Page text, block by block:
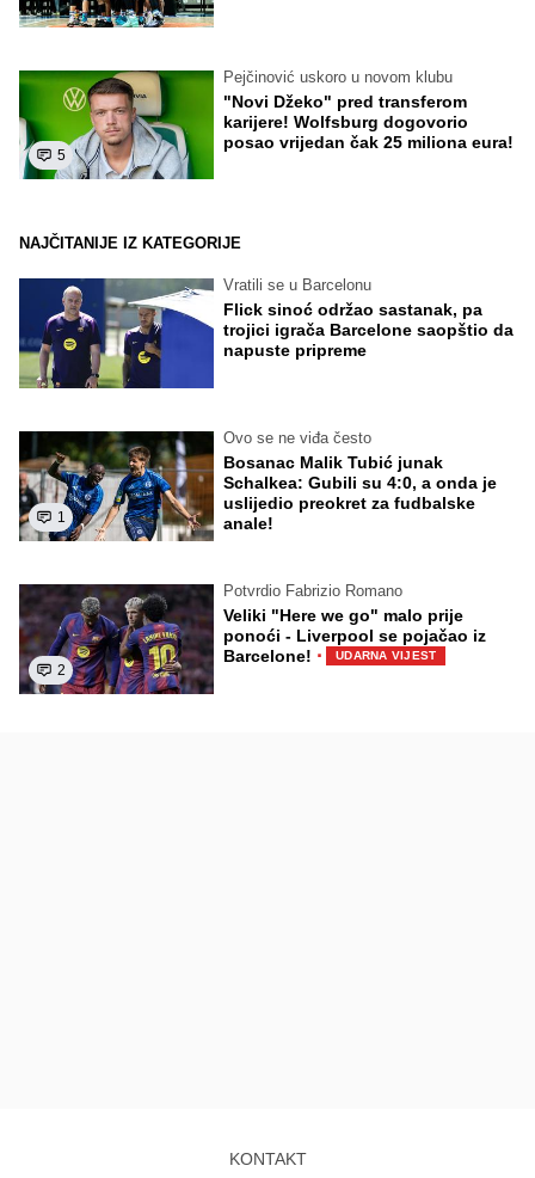
5
Pejčinović uskoro u novom klubu
"Novi Džeko" pred transferom
karijere! Wolfsburg dogovorio
posao vrijedan čak 25 miliona eura!
NAJČITANIJE IZ KATEGORIJE
Vratili se u Barcelonu
Flick sinoć održao sastanak, pa
trojici igrača Barcelone saopštio da
napuste pripreme
1
Ovo se ne viđa često
Bosanac Malik Tubić junak
Schalkea: Gubili su 4:0, a onda je
uslijedio preokret za fudbalske
anale!
2
Potvrdio Fabrizio Romano
Veliki "Here we go" malo prije
ponoći - Liverpool se pojačao iz
Barcelone! · UDARNA VIJEST
KONTAKT